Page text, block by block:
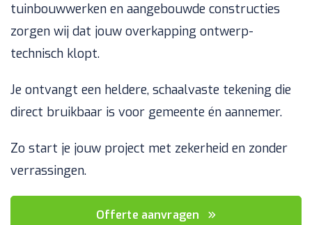
tuinbouwwerken en aangebouwde constructies
zorgen wij dat jouw overkapping ontwerp-
technisch klopt.
Je ontvangt een heldere, schaalvaste tekening die
direct bruikbaar is voor gemeente én aannemer.
Zo start je jouw project met zekerheid en zonder
verrassingen.
Offerte aanvragen